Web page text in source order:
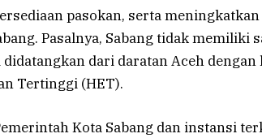
pasokan, serta
Pasalnya, Sabang tidak memiliki
dari daratan Aceh
Tertinggi (HET).
Kota Sabang dan instansi